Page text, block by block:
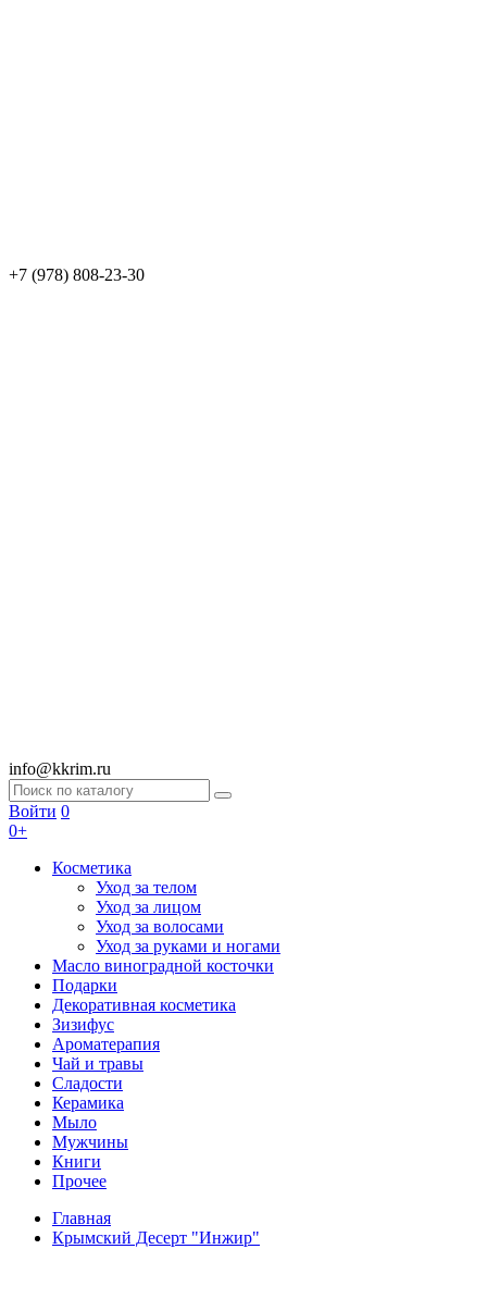
+7 (978) 808-23-30
info@kkrim.ru
Войти 0
0+
Косметика
Уход за телом
Уход за лицом
Уход за волосами
Уход за руками и ногами
Масло виноградной косточки
Подарки
Декоративная косметика
Зизифус
Ароматерапия
Чай и травы
Сладости
Керамика
Мыло
Мужчины
Книги
Прочее
Главная
Крымский Десерт "Инжир"